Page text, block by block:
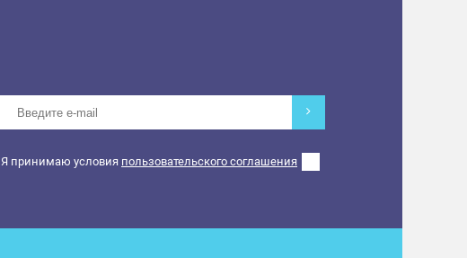
Я принимаю условия пользовательского соглашения